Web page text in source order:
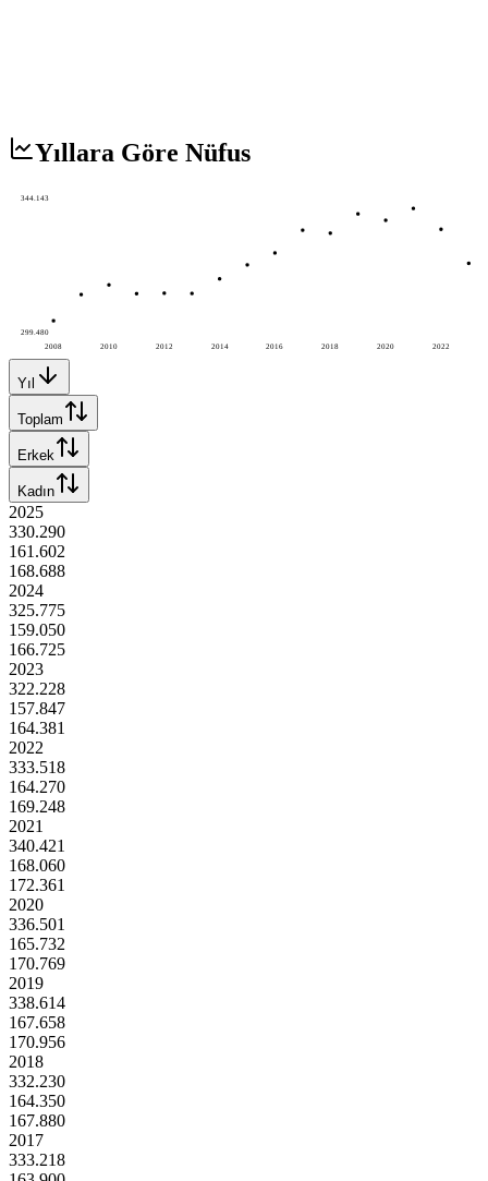
Yıllara Göre Nüfus
2008 2010 2012 2014 2016 2018 2020 2022
344.143
299.480
Yıl
Toplam
Erkek
Kadın
2025
330.290
161.602
168.688
2024
325.775
159.050
166.725
2023
322.228
157.847
164.381
2022
333.518
164.270
169.248
2021
340.421
168.060
172.361
2020
336.501
165.732
170.769
2019
338.614
167.658
170.956
2018
332.230
164.350
167.880
2017
333.218